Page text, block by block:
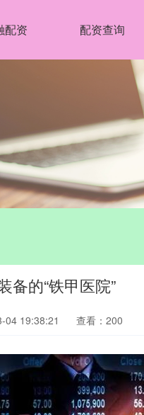
配资 配资查询
备的“铁甲医院”
04 19:38:21 查看：200